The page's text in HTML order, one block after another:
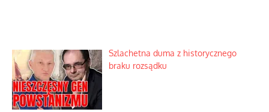
Szlachetna duma z historycznego
braku rozsądku